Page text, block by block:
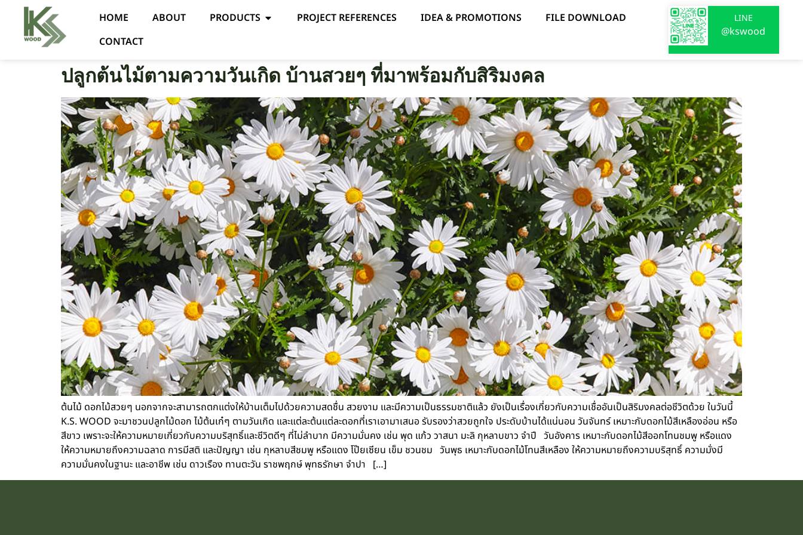
HOME ABOUT PRODUCTS PROJECT REFERENCES IDEA & PROMOTIONS
FILE DOWNLOAD
CONTACT
LINE
@kswood
ปลูกต้นไม้ตามความวันเกิด บ้านสวยๆ ที่มาพร้อมกับสิริมงคล
ต้นไม้ ดอกไม้สวยๆ นอกจากจะสามารถตกแต่งให้บ้านเต็มไปด้วยความสดชื่น สวยงาม และมีความเป็นธรรมชาติแล้ว ยังเป็นเรื่องเกี่ยวกับความเชื่ออันเป็นสิริมงคลต่อชีวิตด้วย ในวันนี้
K.S. WOOD จะมาชวนปลูกไม้ดอก ไม้ต้นเก๋ๆ ตามวันเกิด และแต่ละต้นแต่ละดอกที่เราเอามาเสนอ รับรองว่าสวยถูกใจ ประดับบ้านได้แน่นอน วันจันทร์ เหมาะกับดอกไม้สีเหลืองอ่อน หรือ
สีขาว เพราะจะให้ความหมายเกี่ยวกับความบริสุทธิ์และชีวิตดีๆ ที่ไม่ลำบาก มีความมั่นคง เช่น พุด แก้ว วาสนา มะลิ กุหลาบขาว จำปี วันอังคาร เหมาะกับดอกไม้สีออกโทนชมพู หรือแดง
ให้ความหมายถึงความฉลาด การมีสติ และปัญญา เช่น กุหลาบสีชมพู หรือแดง โป๊ยเซียน เข็ม ชวนชม วันพุธ เหมาะกับดอกไม้โทนสีเหลือง ให้ความหมายถึงความบริสุทธิ์ ความมั่งมี
ความมั่นคงในฐานะ และอาชีพ เช่น ดาวเรือง ทานตะวัน ราชพฤกษ์ พุทธรักษา จำปา […]